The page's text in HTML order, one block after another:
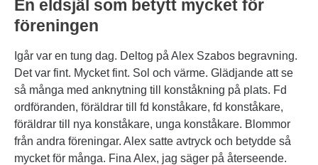
En eldsjäl som betytt mycket för
föreningen
Igår var en tung dag. Deltog på Alex Szabos begravning.
Det var fint. Mycket fint. Sol och värme. Glädjande att se
så många med anknytning till konståkning på plats. Fd
ordföranden, föräldrar till fd konståkare, fd konståkare,
föräldrar till nya konståkare, unga konståkare. Blommor
från andra föreningar. Alex satte avtryck och betydde så
mycket för många. Fina Alex, jag säger på återseende.